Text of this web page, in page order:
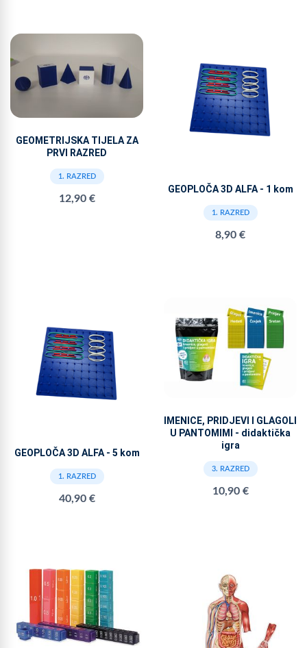
GEOMETRIJSKA TIJELA ZA
PRVI RAZRED
1. RAZRED
12,90 €
GEOPLOČA 3D ALFA - 1 kom
1. RAZRED
8,90 €
GEOPLOČA 3D ALFA - 5 kom
1. RAZRED
40,90 €
IMENICE, PRIDJEVI I GLAGOLI
U PANTOMIMI - didaktička
igra
3. RAZRED
10,90 €